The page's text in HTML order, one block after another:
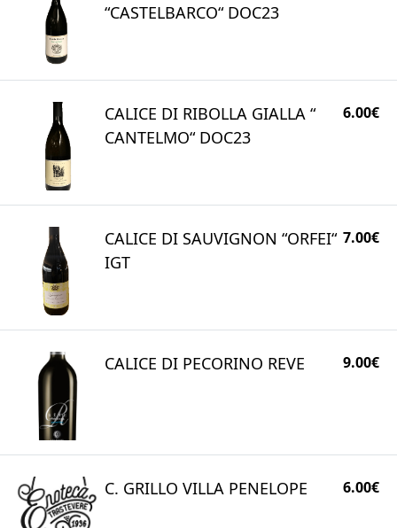
“CASTELBARCO“ DOC23
CALICE DI RIBOLLA GIALLA “
CANTELMO“ DOC23
6.00€
CALICE DI SAUVIGNON “ORFEI“
IGT
7.00€
CALICE DI PECORINO REVE 9.00€
C. GRILLO VILLA PENELOPE 6.00€